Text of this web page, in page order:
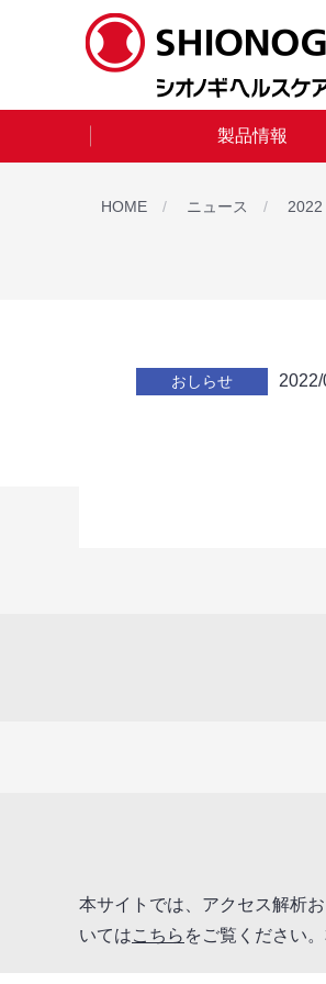
製品情報
HOME ニュース 2022
おしらせ
本サイトでは、アクセス解析
いてはこちら をご覧ください